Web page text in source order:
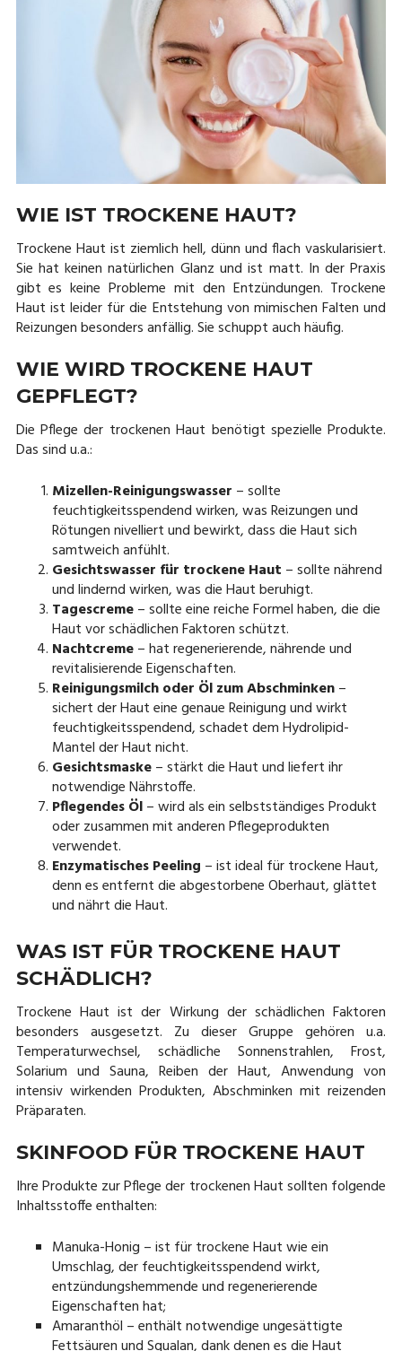
WIE IST TROCKENE HAUT?
Trockene Haut ist ziemlich hell, dünn und flach vaskularisiert.
Sie hat keinen natürlichen Glanz und ist matt. In der Praxis
gibt es keine Probleme mit den Entzündungen. Trockene
Haut ist leider für die Entstehung von mimischen Falten und
Reizungen besonders anfällig. Sie schuppt auch häufig.
WIE WIRD TROCKENE HAUT
GEPFLEGT?
Die Pflege der trockenen Haut benötigt spezielle Produkte.
Das sind u.a.:
Mizellen-Reinigungswasser – sollte
feuchtigkeitsspendend wirken, was Reizungen und
Rötungen nivelliert und bewirkt, dass die Haut sich
samtweich anfühlt.
Gesichtswasser für trockene Haut – sollte nährend
und lindernd wirken, was die Haut beruhigt.
Tagescreme– sollte eine reiche Formel haben, die die
Haut vor schädlichen Faktoren schützt.
Nachtcreme– hat regenerierende, nährende und
revitalisierende Eigenschaften.
Reinigungsmilch oder Öl zum Abschminken–
sichert der Haut eine genaue Reinigung und wirkt
feuchtigkeitsspendend, schadet dem Hydrolipid-
Mantel der Haut nicht.
Gesichtsmaske– stärkt die Haut und liefert ihr
notwendige Nährstoffe.
Pflegendes Öl– wird als ein selbstständiges Produkt
oder zusammen mit anderen Pflegeprodukten
verwendet.
Enzymatisches Peeling – ist ideal für trockene Haut,
denn es entfernt die abgestorbene Oberhaut, glättet
und nährt die Haut.
WAS IST FÜR TROCKENE HAUT
SCHÄDLICH?
Trockene Haut ist der Wirkung der schädlichen Faktoren
besonders ausgesetzt. Zu dieser Gruppe gehören u.a.
Temperaturwechsel, schädliche Sonnenstrahlen, Frost,
Solarium und Sauna, Reiben der Haut, Anwendung von
intensiv wirkenden Produkten, Abschminken mit reizenden
Präparaten.
SKINFOOD FÜR TROCKENE HAUT
Ihre Produkte zur Pflege der trockenen Haut sollten folgende
Inhaltsstoffe enthalten:
Manuka-Honig – ist für trockene Haut wie ein
Umschlag, der feuchtigkeitsspendend wirkt,
entzündungshemmende und regenerierende
Eigenschaften hat;
Amaranthöl – enthält notwendige ungesättigte